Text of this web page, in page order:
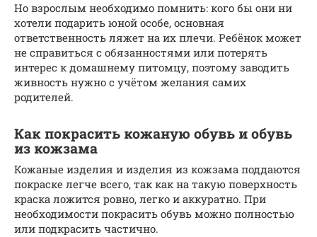
Но взрослым необходимо помнить: кого бы они ни
хотели подарить юной особе, основная
ответственность ляжет на их плечи. Ребёнок может
не справиться с обязанностями или потерять
интерес к домашнему питомцу, поэтому заводить
живность нужно с учётом желания самих
родителей.
Как покрасить кожаную обувь и обувь
из кожзама
Кожаные изделия и изделия из кожзама поддаются
покраске легче всего, так как на такую поверхность
краска ложится ровно, легко и аккуратно. При
необходимости покрасить обувь можно полностью
или подкрасить частично.